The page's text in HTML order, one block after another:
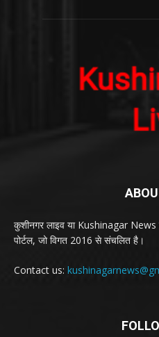
कुशीनगर लाइव या Kushinagar News
पोर्टल, जो विगत 2016 से संचलित है।
Contact us: